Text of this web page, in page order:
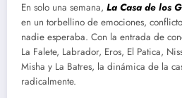
En solo una semana, La Casa de los
en un torbellino de emociones,
nadie esperaba. Con la entrada de
La Falete, Labrador, Eros, El Patica,
Misha y La Batres, la dinámica de la
radicalmente.